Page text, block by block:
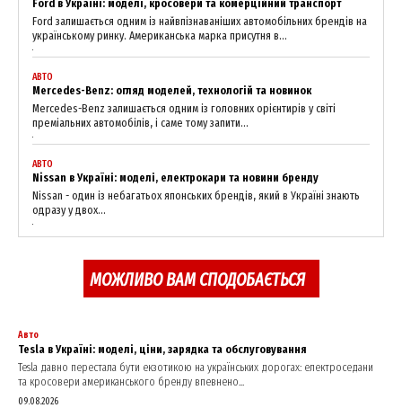
Company
About
Contact us
Ford в Україні: моделі, кросовери та комерційний транспорт
Ford залишається одним із найвпізнаваніших автомобільних брендів на
українському ринку. Американська марка присутня в...
АВТО
Mercedes-Benz: огляд моделей, технологій та новинок
Mercedes-Benz залишається одним із головних орієнтирів у світі
преміальних автомобілів, і саме тому запити...
АВТО
Nissan в Україні: моделі, електрокари та новини бренду
Nissan - один із небагатьох японських брендів, який в Україні знають
одразу у двох...
МОЖЛИВО ВАМ СПОДОБАЄТЬСЯ
Авто
Tesla в Україні: моделі, ціни, зарядка та обслуговування
Tesla давно перестала бути екзотикою на українських дорогах: електроседани
та кросовери американського бренду впевнено...
09.08.2026